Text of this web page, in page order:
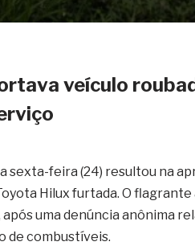
veículo
sexta-feira (24) resultou na
Hilux furtada. O
após uma denúncia anônima
de combustíveis.